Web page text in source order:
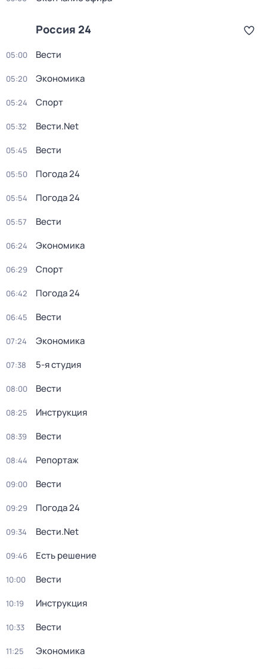
Россия 24
05:00 Вести
05:20 Экономика
05:24 Спорт
05:32 Вести.Net
05:45 Вести
05:50 Погода 24
05:54 Погода 24
05:57 Вести
06:24 Экономика
06:29 Спорт
06:42 Погода 24
06:45 Вести
07:24 Экономика
07:38 5-я студия
08:00 Вести
08:25 Инструкция
08:39 Вести
08:44 Репортаж
09:00 Вести
09:29 Погода 24
09:34 Вести.Net
09:46 Есть решение
10:00 Вести
10:19 Инструкция
10:33 Вести
11:25 Экономика